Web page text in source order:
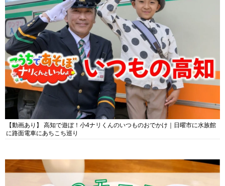
【動画あり】 高知で遊ぼ！小4ナリくんのいつものおでかけ｜日曜市に水族館
に路面電車にあちこち巡り